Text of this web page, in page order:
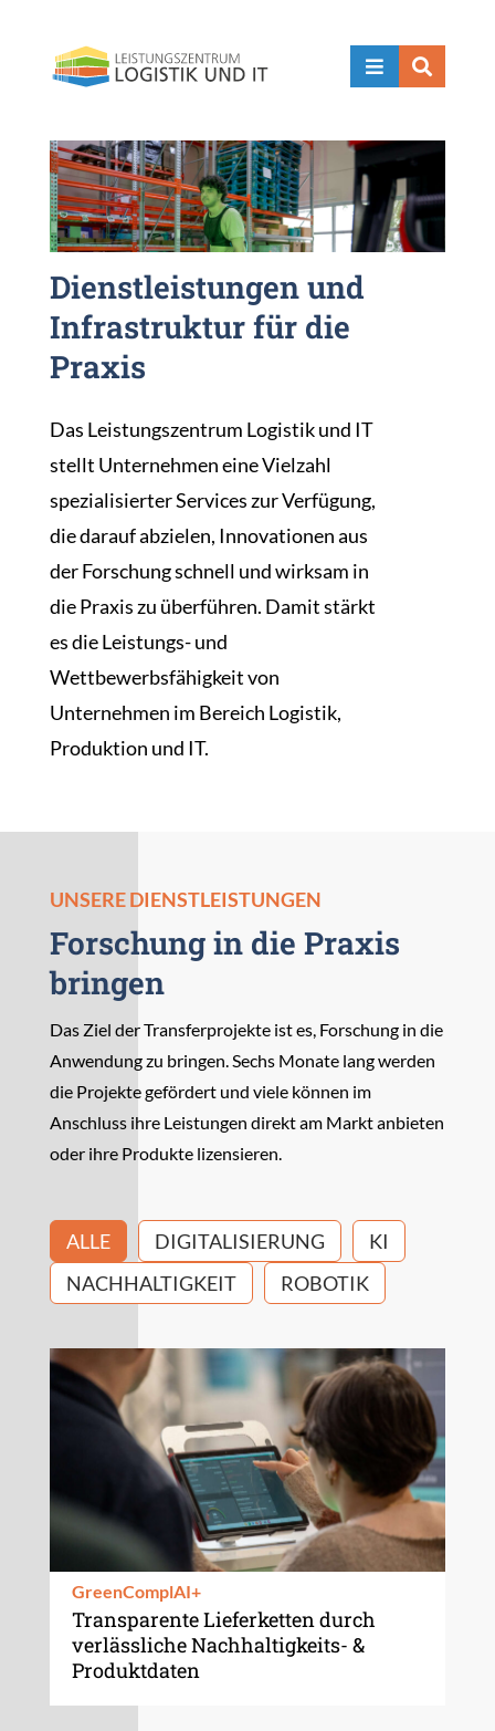
 
Dienstleistungen und
Infrastruktur für die
Praxis
Das Leistungszentrum Logistik und IT
stellt Unternehmen eine Vielzahl
spezialisierter Services zur Verfügung,
die darauf abzielen, Innovationen aus
der Forschung schnell und wirksam in
die Praxis zu überführen. Damit stärkt
es die Leistungs- und
Wettbewerbsfähigkeit von
Unternehmen im Bereich Logistik,
Produktion und IT.
UNSERE DIENSTLEISTUNGEN
Forschung in die Praxis
bringen
Das Ziel der Transferprojekte ist es, Forschung in die
Anwendung zu bringen. Sechs Monate lang werden
die Projekte gefördert und viele können im
Anschluss ihre Leistungen direkt am Markt anbieten
oder ihre Produkte lizensieren.
ALLE DIGITALISIERUNG
KI
NACHHALTIGKEIT
ROBOTIK
GreenComplAI+
Transparente Lieferketten durch
verlässliche Nachhaltigkeits- &
Produktdaten